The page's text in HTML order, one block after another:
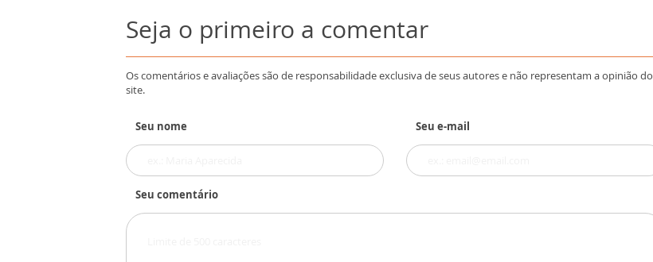
Seja o primeiro a comentar
Os comentários e avaliações são de responsabilidade exclusiva de seus autores e não representam a opinião do
site.
Seu nome Seu e-mail
Seu comentário